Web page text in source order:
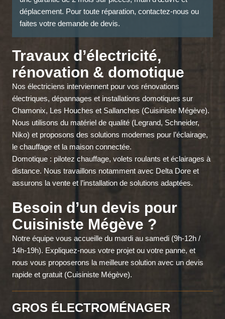
déplacement. Pour toute réparation, contactez-nous ou
faites votre demande de devis.
Travaux d’électricité,
rénovation & domotique
Nos électriciens interviennent pour vos rénovations
électriques, dépannages et installations domotiques sur
Chamonix, Les Houches et Sallanches (Cuisiniste Mégève).
Nous utilisons du matériel de qualité (Legrand, Schneider,
Niko) et proposons des solutions modernes pour l’éclairage,
le chauffage et la maison connectée.
Domotique : pilotez chauffage, volets roulants et éclairages à
distance. Nous travaillons notamment avec Delta Dore et
assurons la vente et l’installation de solutions adaptées.
Besoin d’un devis pour
Cuisiniste Mégève ?
Notre équipe vous accueille du mardi au samedi (9h-12h /
14h-19h). Expliquez-nous votre projet ou votre panne, et
nous vous proposerons la meilleure solution avec un devis
rapide et gratuit (Cuisiniste Mégève).
GROS ÉLECTROMÉNAGER